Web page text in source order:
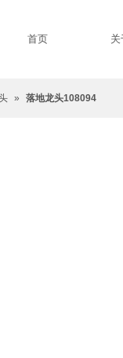
首页
» 落地龙头108094